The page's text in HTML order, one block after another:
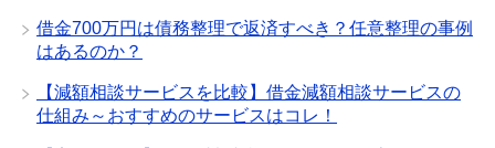
借金700万円は債務整理で返済すべき？任意整理の事例
はあるのか？
【減額相談サービスを比較】借金減額相談サービスの
仕組み～おすすめのサービスはコレ！